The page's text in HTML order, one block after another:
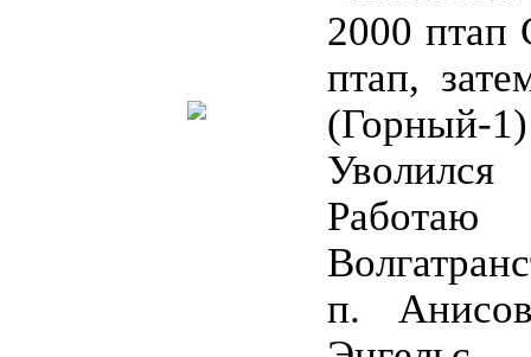
2000 птап
птап,
п.